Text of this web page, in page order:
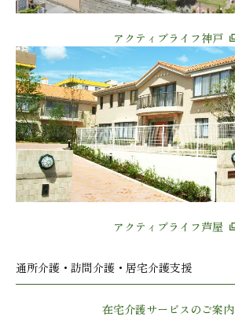
アクティブライフ神戸
アクティブライフ芦屋
通所介護・訪問介護・居宅介護支援
在宅介護サービスのご案内